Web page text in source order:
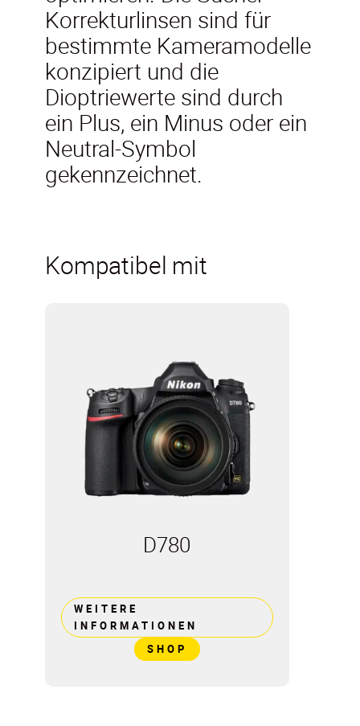
Korrekturlinsen sind für
bestimmte Kameramodelle
konzipiert und die
Dioptriewerte sind durch
ein Plus, ein Minus oder ein
Neutral-Symbol
gekennzeichnet.
Kompatibel mit
D780
WEITERE
INFORMATIONEN
SHOP